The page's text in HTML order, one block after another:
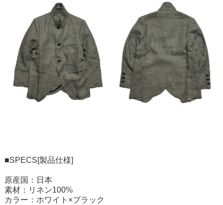
■SPECS[製品仕様]
原産国：日本
素材：リネン100%
カラー：ホワイト×ブラック